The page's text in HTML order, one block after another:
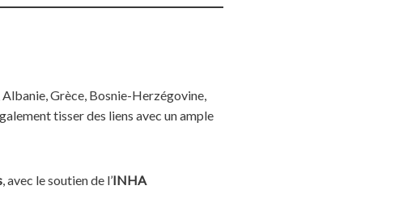
Grèce, Bosnie-Herzégovine,
tisser des liens avec un ample
,avec le soutien de l’INHA